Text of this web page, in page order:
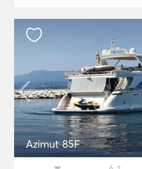
Azimut 85F